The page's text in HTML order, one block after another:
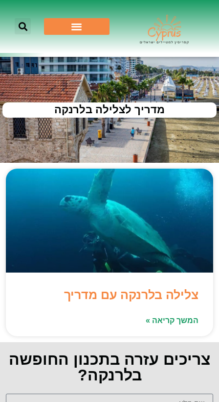
מדריך לצלילה בלרנקה
צלילה בלרנקה עם מדריך
המשך קריאה »
צריכים עזרה בתכנון החופשה
בלרנקה?